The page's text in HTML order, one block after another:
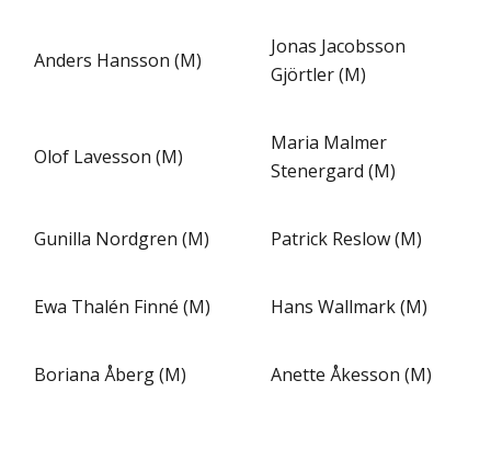
Anders Hansson (M)
Jonas Jacobsson
Gjörtler (M)
Olof Lavesson (M)
Maria Malmer
Stenergard (M)
Gunilla Nordgren (M) Patrick Reslow (M)
Ewa Thalén Finné (M) Hans Wallmark (M)
Boriana Åberg (M) Anette Åkesson (M)